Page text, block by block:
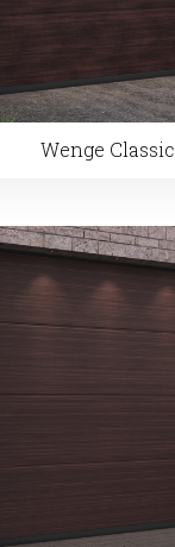
Wenge Classic